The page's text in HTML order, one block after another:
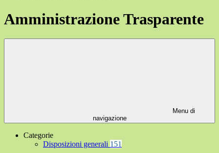
Amministrazione Trasparente
Menu di
navigazione
Categorie
Disposizioni generali 151